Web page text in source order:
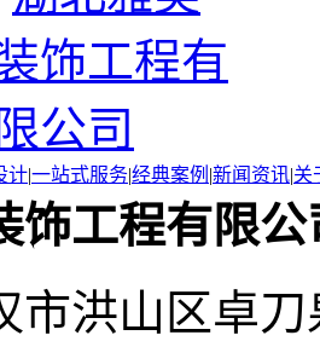
计|一站式服务|经典案例 |新闻资讯|关
饰工程有限公
市洪山区卓